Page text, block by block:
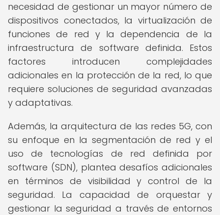
necesidad de gestionar un mayor número de
dispositivos conectados, la virtualización de
funciones de red y la dependencia de la
infraestructura de software definida. Estos
factores introducen complejidades
adicionales en la protección de la red, lo que
requiere soluciones de seguridad avanzadas
y adaptativas.
Además, la arquitectura de las redes 5G, con
su enfoque en la segmentación de red y el
uso de tecnologías de red definida por
software (SDN), plantea desafíos adicionales
en términos de visibilidad y control de la
seguridad. La capacidad de orquestar y
gestionar la seguridad a través de entornos